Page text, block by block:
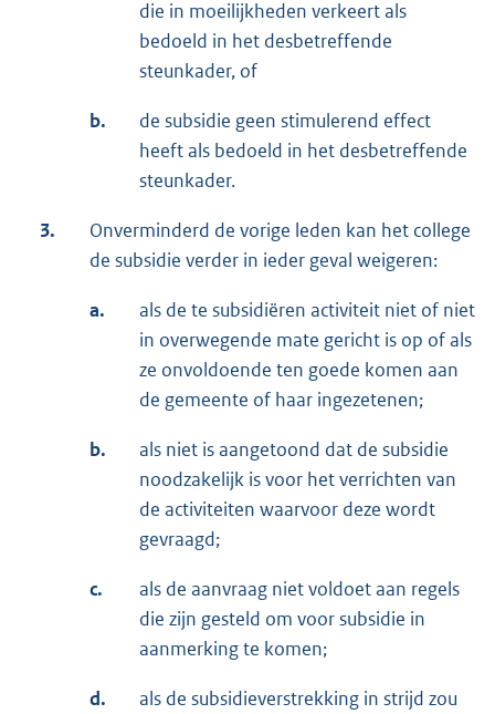
die in moeilijkheden verkeert als
bedoeld in het desbetreffende
steunkader, of
b.
de subsidie geen stimulerend effect
heeft als bedoeld in het desbetreffende
steunkader.
3.
Onverminderd de vorige leden kan het college
de subsidie verder in ieder geval weigeren:
a.
als de te subsidiëren activiteit niet of niet
in overwegende mate gericht is op of als
ze onvoldoende ten goede komen aan
de gemeente of haar ingezetenen;
b.
als niet is aangetoond dat de subsidie
noodzakelijk is voor het verrichten van
de activiteiten waarvoor deze wordt
gevraagd;
c.
als de aanvraag niet voldoet aan regels
die zijn gesteld om voor subsidie in
aanmerking te komen;
d.
als de subsidieverstrekking in strijd zou